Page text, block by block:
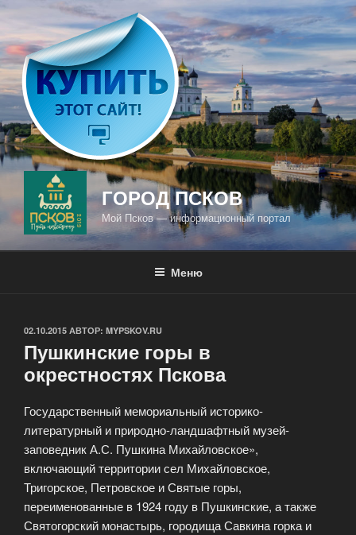
Перейти
содержимому
ГОРОД ПСКОВ
Мой Псков — информационный портал
Меню
ОПУБЛИКОВАНО
02.10.2015 АВТОР: MYPSKOV.RU
Пушкинские горы в
окрестностях Пскова
Государственный мемориальный историко-
литературный и природно-ландшафтный музей-
заповедник А.С. Пушкина Михайловское»,
включающий территории сел Михайловское,
Тригорское, Петровское и Святые горы,
переименованные в 1924 году в Пушкинские, а также
Святогорский монастырь, городища Савкина горка и